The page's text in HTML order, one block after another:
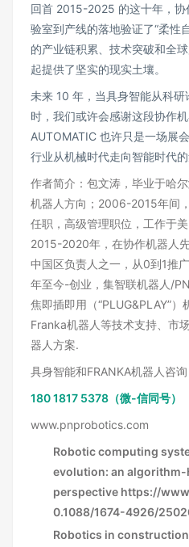
回首 2015-2025 的这十年，协
验室到产线的落地验证了“柔性
的产业链积累、技术突破和全
起提供了坚实的现实土壤。
未来 10 年，当具身智能从科
时，我们或许会感谢这段协作
AUTOMATIC 也许只是一场展
行业从机械时代走向智能时代的
作者简介：包文涛，毕业于哈
机器人方向；2006-2015年间
任职，高级管理职位，工作于
2015-2020年，在协作机器人
中国区负责人之一，从0到1推
年至今-创业，集智联机器人/
焦即插即用（“PLUG&PLAY”
Franka机器人等技术支持、市
器人方案.
具身智能和FRANKA机器人咨询
180 1817 5378（微-信同号）
www.pnprobotics.com
Robotic computing
evolution: an
perspective https://
0.1088/1674-4926/
Robotics in